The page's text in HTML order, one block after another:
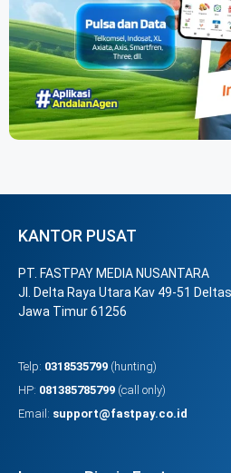
KANTOR PUSAT
PT. FASTPAY MEDIA NUSANTARA
Jl. Delta Raya Utara Kav 49-51
Jawa Timur 61256
Telp: 0318535799 (hunting)
HP: 081385785799 (call only)
Email: support@fastpay.co.id